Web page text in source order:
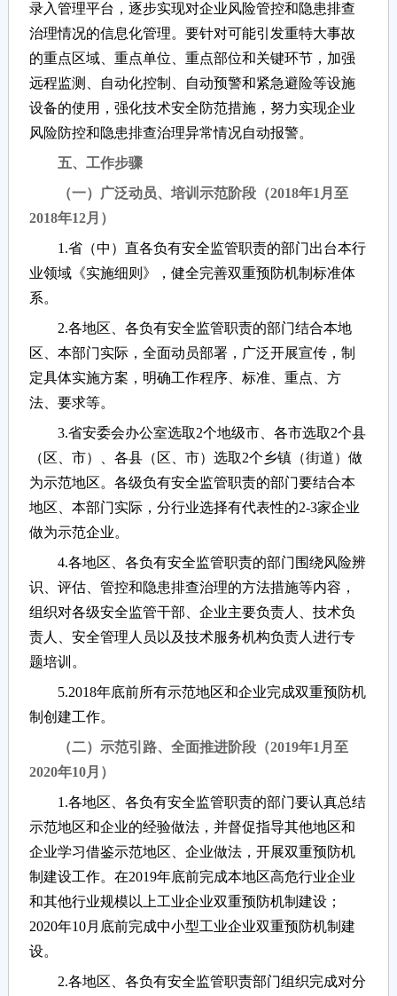
录入管理平台，逐步实现对企业风险管控和隐患排查
治理情况的信息化管理。要针对可能引发重特大事故
的重点区域、重点单位、重点部位和关键环节，加强
远程监测、自动化控制、自动预警和紧急避险等设施
设备的使用，强化技术安全防范措施，努力实现企业
风险防控和隐患排查治理异常情况自动报警。
五、工作步骤
（一）广泛动员、培训示范阶段（2018年1月至
2018年12月）
1.省（中）直各负有安全监管职责的部门出台本行
业领域《实施细则》，健全完善双重预防机制标准体
系。
2.各地区、各负有安全监管职责的部门结合本地
区、本部门实际，全面动员部署，广泛开展宣传，制
定具体实施方案，明确工作程序、标准、重点、方
法、要求等。
3.省安委会办公室选取2个地级市、各市选取2个县
（区、市）、各县（区、市）选取2个乡镇（街道）做
为示范地区。各级负有安全监管职责的部门要结合本
地区、本部门实际，分行业选择有代表性的2-3家企业
做为示范企业。
4.各地区、各负有安全监管职责的部门围绕风险辨
识、评估、管控和隐患排查治理的方法措施等内容，
组织对各级安全监管干部、企业主要负责人、技术负
责人、安全管理人员以及技术服务机构负责人进行专
题培训。
5.2018年底前所有示范地区和企业完成双重预防机
制创建工作。
（二）示范引路、全面推进阶段（2019年1月至
2020年10月）
1.各地区、各负有安全监管职责的部门要认真总结
示范地区和企业的经验做法，并督促指导其他地区和
企业学习借鉴示范地区、企业做法，开展双重预防机
制建设工作。在2019年底前完成本地区高危行业企业
和其他行业规模以上工业企业双重预防机制建设；
2020年10月底前完成中小型工业企业双重预防机制建
设。
2.各地区、各负有安全监管职责部门组织完成对分